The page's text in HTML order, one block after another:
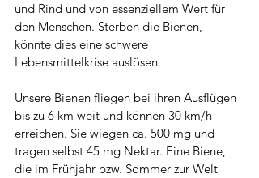
und Rind und von essenziellem Wert für
den Menschen. Sterben die Bienen,
könnte dies eine schwere
Lebensmittelkrise auslösen.
Unsere Bienen fliegen bei ihren Ausflügen
bis zu 6 km weit und können 30 km/h
erreichen. Sie wiegen ca. 500 mg und
tragen selbst 45 mg Nektar. Eine Biene,
die im Frühjahr bzw. Sommer zur Welt